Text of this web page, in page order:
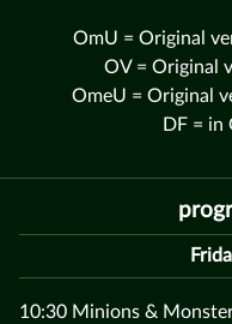
OmU = Original
OV = Original
OmeU = Original
DF = in
10:30 Minions &